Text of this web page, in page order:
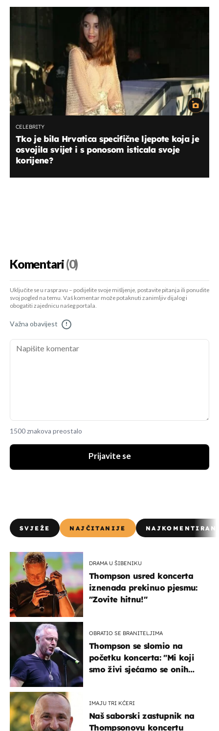
CELEBRITY
Tko je bila Hrvatica specifične ljepote koja je
osvojila svijet i s ponosom isticala svoje
korijene?
Komentari(0)
Uključite se u raspravu – podijelite svoje mišljenje, postavite pitanja ili ponudite
svoj pogled na temu. Vaš komentar može potaknuti zanimljiv dijalog i
obogatiti zajednicu našeg portala.
Važna obavijest !
1500 znakova preostalo
Prijavite se
SVJEŽE NAJČITANIJE
DRAMA U ŠIBENIKU
Thompson usred koncerta
iznenada prekinuo pjesmu:
"Zovite hitnu!"
OBRATIO SE BRANITELJIMA
Thompson se slomio na
početku koncerta: "Mi koji
smo živi sjećamo se onih
IMAJU TRI KĆERI
Naš saborski zastupnik na
Thompsonovu koncertu